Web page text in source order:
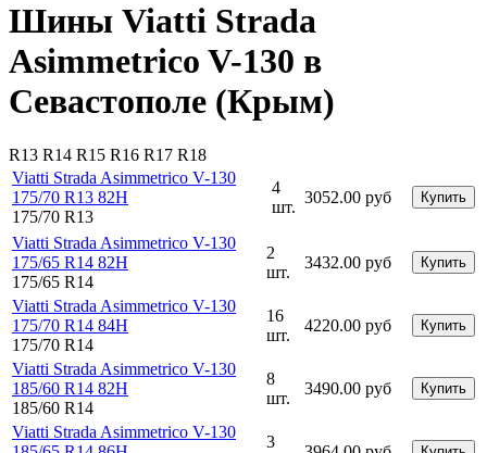
Шины Viatti Strada
Asimmetrico V-130 в
Севастополе (Крым)
R13 R14 R15 R16 R17 R18
Viatti Strada Asimmetrico V-130
175/70 R13 82H
175/70 R13
4
шт.
3052.00 руб Купить
Viatti Strada Asimmetrico V-130
175/65 R14 82H
175/65 R14
2
шт.
3432.00 руб Купить
Viatti Strada Asimmetrico V-130
175/70 R14 84H
175/70 R14
16
шт.
4220.00 руб Купить
Viatti Strada Asimmetrico V-130
185/60 R14 82H
185/60 R14
8
шт.
3490.00 руб Купить
Viatti Strada Asimmetrico V-130
3